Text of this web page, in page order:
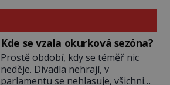
Kde se vzala okurková sezóna?
Prostě období, kdy se téměř nic
neděje. Divadla nehrají, v
parlamentu se nehlasuje, všichni